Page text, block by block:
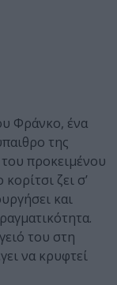
Φράνκο, ένα
της
προκειμένου
ζει σ’
και
του στη
να κρυφτεί